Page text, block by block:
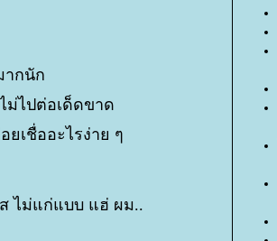
ากนัก
ม่ไปต่อเด็ดขาด
เชื่ออะไรง่าย ๆ
ไม่แก่แบบ แฮ่ ผม..